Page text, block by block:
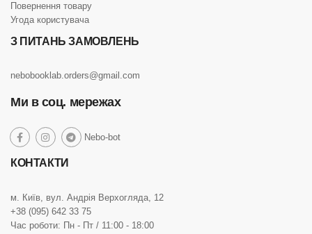
Повернення товару
Угода користувача
З ПИТАНЬ ЗАМОВЛЕНЬ
nebobooklab.orders@gmail.com
Ми в соц. мережах
social
link
social
link
socialNebo-botsocial
КОНТАКТИ
м. Київ, вул. Андрія Верхогляда, 12
+38 (095) 642 33 75
Час роботи: Пн - Пт / 11:00 - 18:00